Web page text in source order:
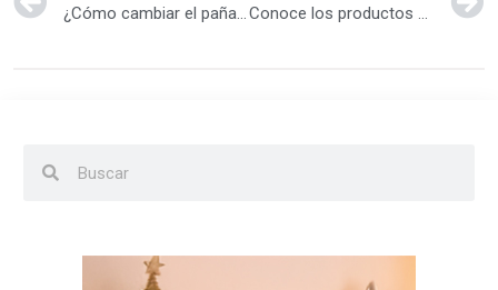
¿Cómo cambiar el pañal a tu bebé paso a paso? Conoce los productos Baby Anthyllis